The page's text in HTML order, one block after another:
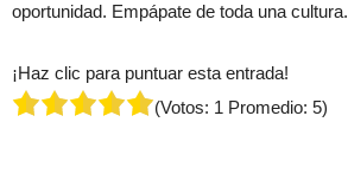
oportunidad. Empápate de toda una cultura.
¡Haz clic para puntuar esta entrada!
(Votos: 1 Promedio: 5)